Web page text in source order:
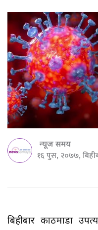
न्यूज समय
१६ पुस, २०७७,
बिहीबार काठमाडौं